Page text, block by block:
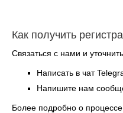
Как получить
Связаться с нами и
Написать в чат
Напишите нам
Более подробно о